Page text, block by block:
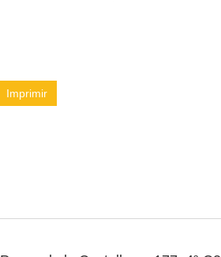
Imprimir